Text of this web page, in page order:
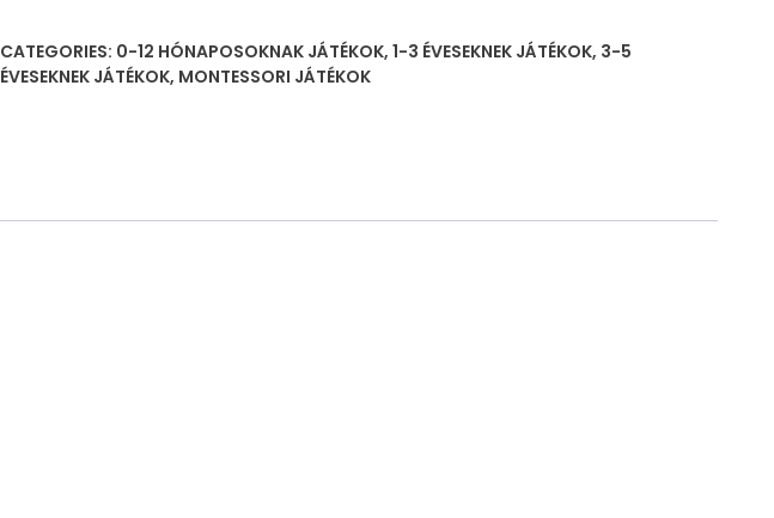
színnel
蒙
CATEGORIES: 0-12 HÓNAPOSOKNAK JÁTÉKOK, 1-3 ÉVESEKNEK JÁTÉKOK, 3-5
ÉVESEKNEK JÁTÉKOK, MONTESSORI JÁTÉKOK